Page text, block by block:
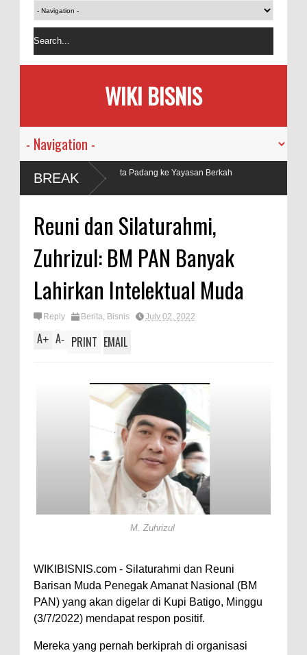
WIKI BISNIS
BREAK
ke Yayasan Berkah
Reuni dan Silaturahmi,
Zuhrizul: BM PAN Banyak
Lahirkan Intelektual Muda
Reply Berita, Bisnis July 02, 2022
A+ A- PRINT EMAIL
M. Zuhrizul
WIKIBISNIS.com - Silaturahmi dan Reuni
Barisan Muda Penegak Amanat Nasional (BM
PAN) yang akan digelar di Kupi Batigo, Minggu
(3/7/2022) mendapat respon positif.
Mereka yang pernah berkiprah di organisasi